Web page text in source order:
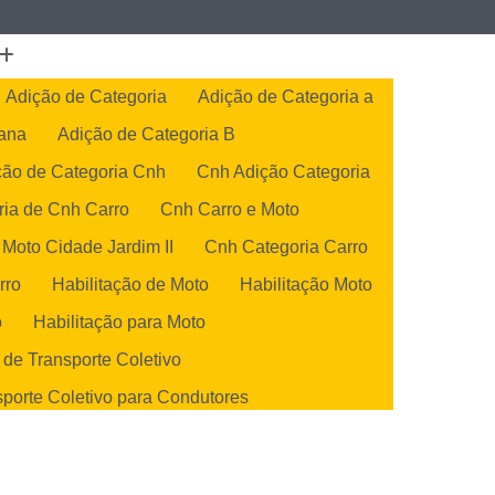
Adição de Categoria
Adição de Categoria a
Adição de Categoria B
de Categoria Cnh
Cnh Adição Categoria
de Cnh Carro
Cnh Carro e Moto
Cidade Jardim II
Cnh Categoria Carro
Habilitação de Moto
Habilitação Moto
Habilitação para Moto
Transporte Coletivo
Coletivo para Condutores
Coletivo para Condutores